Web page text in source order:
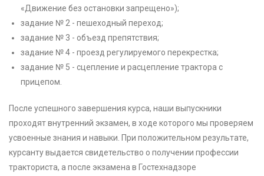
«Движение без остановки запрещено»);
задание № 2 - пешеходный переход;
задание № 3 - объезд препятствия;
задание № 4 - проезд регулируемого перекрестка;
задание № 5 - сцепление и расцепление трактора с
прицепом.
После успешного завершения курса, наши выпускники
проходят внутренний экзамен, в ходе которого мы проверяем
усвоенные знания и навыки. При положительном результате,
курсанту выдается свидетельство о получении профессии
тракториста, а после экзамена в Гостехнадзоре